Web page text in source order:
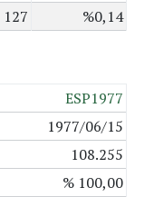
127 %0,14
ESP1977
1977/06/15
108.255
% 100,00